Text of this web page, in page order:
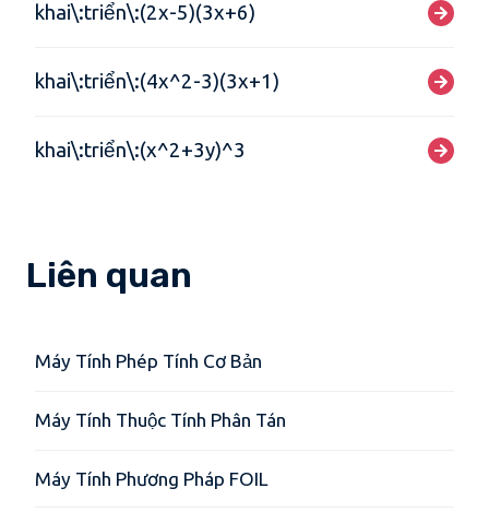
khai\:triển\:(2x-5)(3x+6)
khai\:triển\:(4x^2-3)(3x+1)
khai\:triển\:(x^2+3y)^3
Liên quan
Máy Tính Phép Tính Cơ Bản
Máy Tính Thuộc Tính Phân Tán
Máy Tính Phương Pháp FOIL